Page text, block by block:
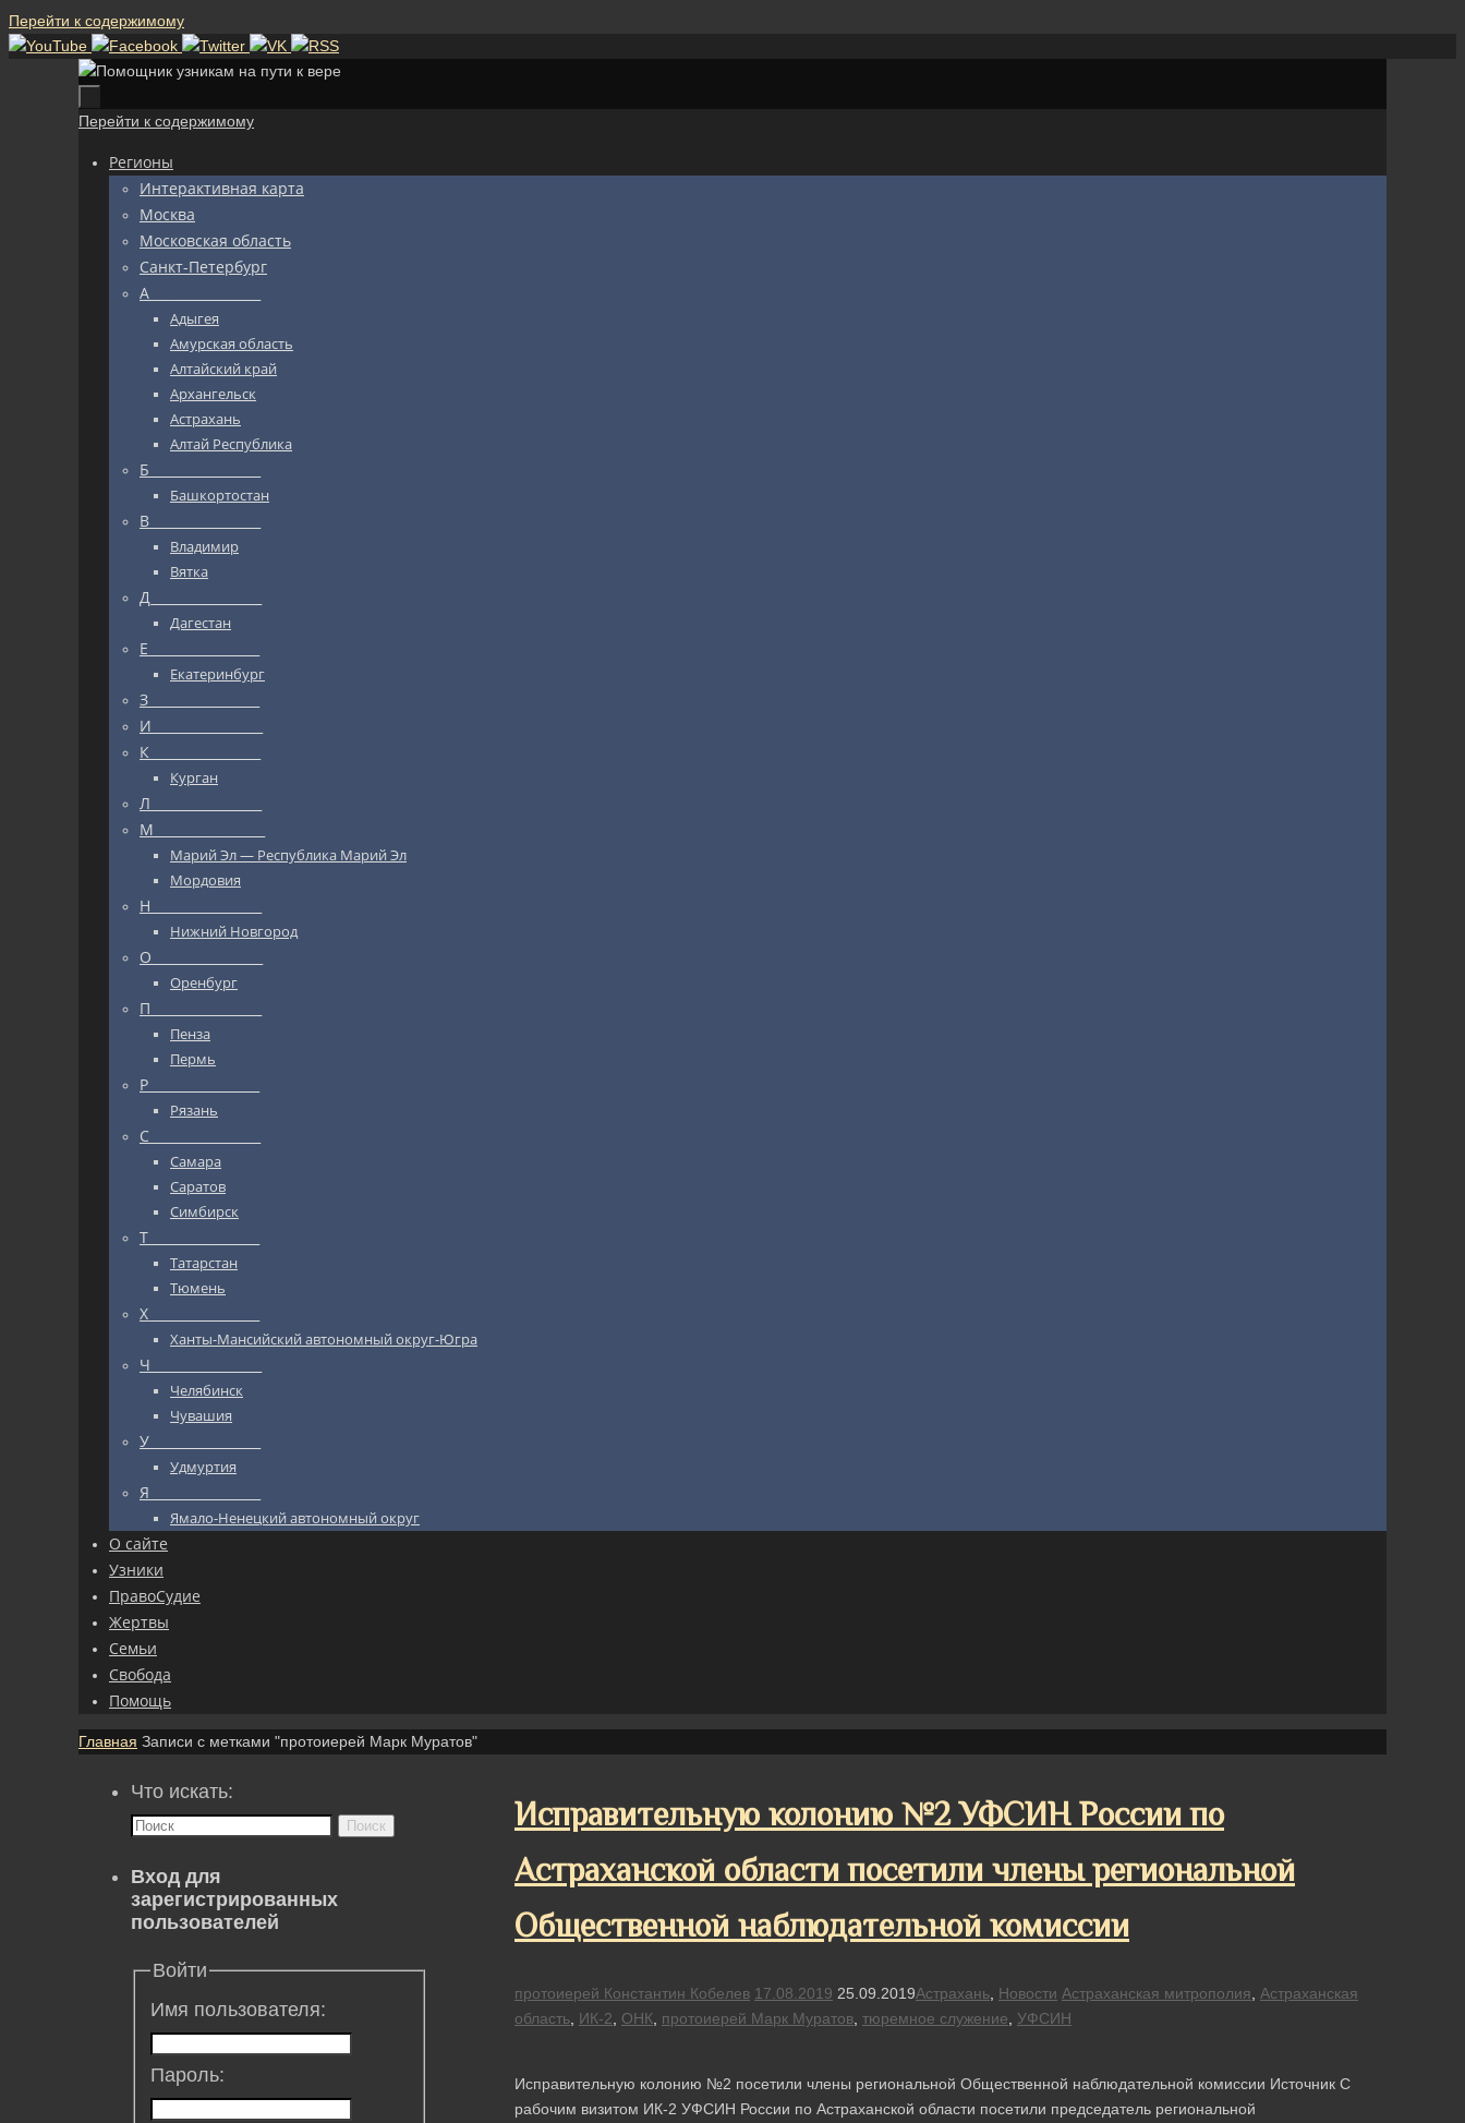
Перейти к содержимому
Перейти к содержимому
Регионы
Интерактивная карта
Москва
Московская область
Санкт-Петербург
А_________________
Адыгея
Амурская область
Алтайский край
Архангельск
Астрахань
Алтай Республика
Б_________________
Башкортостан
В_________________
Владимир
Вятка
Д_________________
Дагестан
Е_________________
Екатеринбург
З_________________
И_________________
К_________________
Курган
Л_________________
М_________________
Марий Эл — Республика Марий Эл
Мордовия
Н_________________
Нижний Новгород
О_________________
Оренбург
П_________________
Пенза
Пермь
Р_________________
Рязань
С_________________
Самара
Саратов
Симбирск
Т_________________
Татарстан
Тюмень
Х_________________
Ханты-Мансийский автономный округ-Югра
Ч_________________
Челябинск
Чувашия
У_________________
Удмуртия
Я_________________
Ямало-Ненецкий автономный округ
О сайте
Узники
ПравоСудие
Жертвы
Семьи
Свобода
Помощь
Главная Записи с метками "протоиерей Марк Муратов"
Исправительную колонию №2 УФСИН России по
Астраханской области посетили члены региональной
Общественной наблюдательной комиссии
протоиерей Константин Кобелев 17.08.2019 25.09.2019Астрахань Новости Астраханская митрополия
Астраханская
область ИК-2 ОНК протоиерей Марк Муратов тюремное служение УФСИН
Исправительную колонию №2 посетили члены региональной Общественной наблюдательной комиссии Источник С
рабочим визитом ИК-2 УФСИН России по Астраханской области посетили председатель региональной
Что искать:
Поиск
Вход для
зарегистрированных
пользователей
Войти
Имя пользователя:
Пароль: